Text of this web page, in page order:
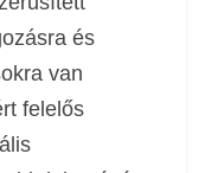
és
van
felelős